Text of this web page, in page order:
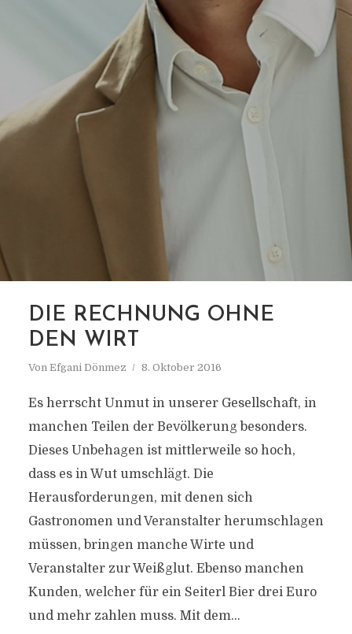
ERIC FISCHER
DIE RECHNUNG OHNE
DEN WIRT
Von Efgani Dönmez 8. Oktober 2016
Es herrscht Unmut in unserer Gesellschaft, in
manchen Teilen der Bevölkerung besonders.
Dieses Unbehagen ist mittlerweile so hoch,
dass es in Wut umschlägt. Die
Herausforderungen, mit denen sich
Gastronomen und Veranstalter herumschlagen
müssen, bringen manche Wirte und
Veranstalter zur Weißglut. Ebenso manchen
Kunden, welcher für ein Seiterl Bier drei Euro
und mehr zahlen muss. Mit dem...